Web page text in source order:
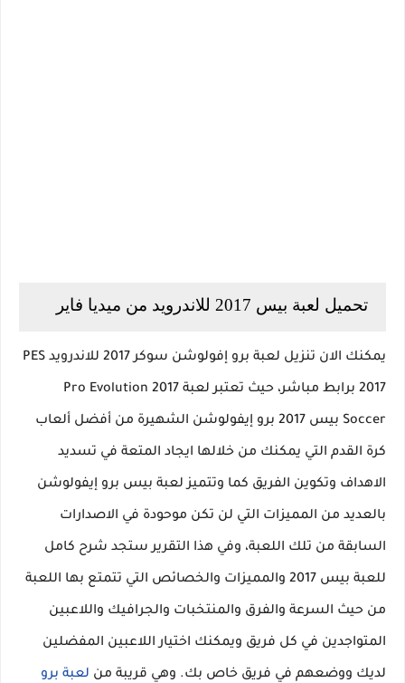
تحميل لعبة بيس 2017 للاندرويد من ميديا فاير
يمكنك الان تنزيل لعبة برو إفولوشن سوكر 2017 للاندرويد PES
2017 برابط مباشر، حيث تعتبر لعبة 2017 Pro Evolution
Soccer بيس 2017 برو إيفولوشن الشهيرة من أفضل ألعاب
كرة القدم التي يمكنك من خلالها ايجاد المتعة في تسديد
الاهداف وتكوين الفريق كما وتتميز لعبة بيس برو إيفولوشن
بالعديد من المميزات التي لن تكن موحودة في الاصدارات
السابقة من تلك اللعبة، وفي هذا التقرير ستجد شرح كامل
للعبة بيس 2017 والمميزات والخصائص التي تتمتع بها اللعبة
من حيث السرعة والفرق والمنتخبات والجرافيك واللاعبين
المتواجدين في كل فريق ويمكنك اختيار اللاعبين المفضلين
لديك ووضعهم في فريق خاص بك. وهي قريبة من لعبة برو